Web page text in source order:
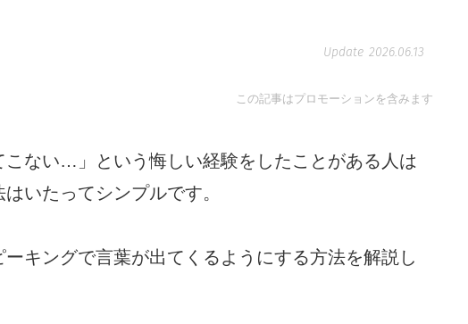
2026.06.13
この記事はプロモーションを含みます
ない…」という悔しい経験をしたことがある人は
いたってシンプルです。
キングで言葉が出てくるようにする方法を解説し